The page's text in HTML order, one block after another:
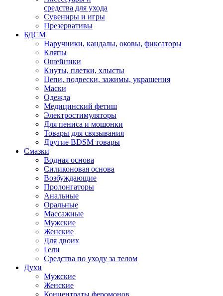
средства для ухода
Сувениры и игры
Презервативы
БДСМ
Наручники, кандалы, оковы, фиксаторы
Кляпы
Ошейники
Кнуты, плетки, хлысты
Цепи, подвески, зажимы, украшения
Маски
Одежда
Медицинский фетиш
Электростимуляторы
Для пениса и мошонки
Товары для связывания
Другие BDSM товары
Смазки
Водная основа
Силиконовая основа
Возбуждающие
Пролонгаторы
Анальные
Оральные
Массажные
Мужские
Женские
Для двоих
Гели
Средства по уходу за телом
Духи
Мужские
Женские
Концентраты феромонов